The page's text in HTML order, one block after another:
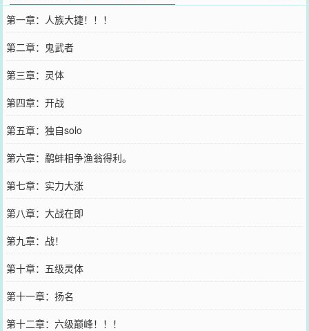
第一章：人族大捷！！！
第二章：鬼武者
第三章：灵体
第四章：开战
第五章：独自solo
第六章：鹬蚌相争渔翁得利。
第七章：实力大涨
第八章：大战在即
第九章：战！
第十章：五级灵体
第十一章：扬名
第十二章：六级巅峰！！！